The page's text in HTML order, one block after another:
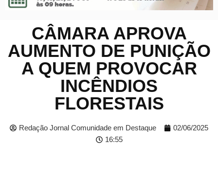
CÂMARA APROVA
AUMENTO DE PUNIÇÃO
A QUEM PROVOCAR
INCÊNDIOS
FLORESTAIS
Redação Jornal Comunidade em Destaque
02/06/2025
16:55